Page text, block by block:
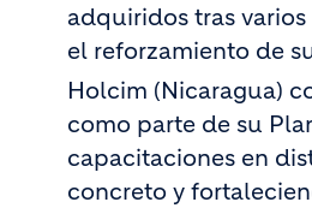
adquiridos tras
el reforzamiento de
Holcim (Nicaragua)
como parte de su
capacitaciones en
concreto y